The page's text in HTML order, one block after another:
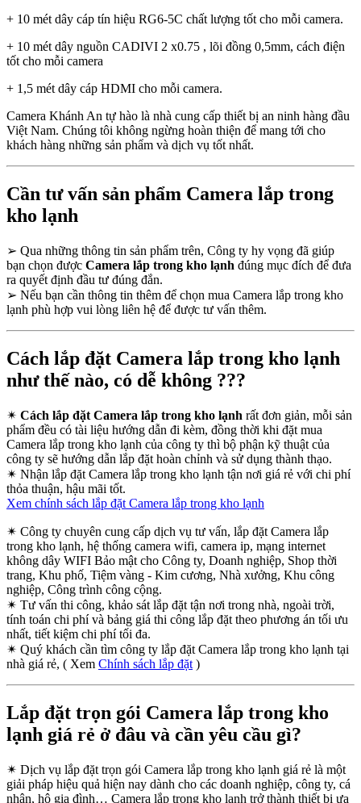
+ 10 mét dây cáp tín hiệu RG6-5C chất lượng tốt cho mỗi camera.
+ 10 mét dây nguồn CADIVI 2 x0.75 , lõi đồng 0,5mm, cách điện
tốt cho mỗi camera
+ 1,5 mét dây cáp HDMI cho mỗi camera.
Camera Khánh An tự hào là nhà cung cấp thiết bị an ninh hàng đầu
Việt Nam. Chúng tôi không ngừng hoàn thiện để mang tới cho
khách hàng những sản phẩm và dịch vụ tốt nhất.
Cần tư vấn sản phẩm Camera lắp trong
kho lạnh
➢ Qua những thông tin sản phẩm trên, Công ty hy vọng đã giúp
bạn chọn được Camera lắp trong kho lạnh đúng mục đích để đưa
ra quyết định đầu tư đúng đắn.
➢ Nếu bạn cần thông tin thêm để chọn mua Camera lắp trong kho
lạnh phù hợp vui lòng liên hệ để được tư vấn thêm.
Cách lắp đặt Camera lắp trong kho lạnh
như thế nào, có dễ không ???
✴ Cách lắp đặt Camera lắp trong kho lạnh rất đơn giản, mỗi sản
phẩm đều có tài liệu hướng dẫn đi kèm, đồng thời khi đặt mua
Camera lắp trong kho lạnh của công ty thì bộ phận kỹ thuật của
công ty sẽ hướng dẫn lắp đặt hoàn chỉnh và sử dụng thành thạo.
✴ Nhận lắp đặt Camera lắp trong kho lạnh tận nơi giá rẻ với chi phí
thỏa thuận, hậu mãi tốt.
Xem chính sách lắp đặt Camera lắp trong kho lạnh
✴ Công ty chuyên cung cấp dịch vụ tư vấn, lắp đặt Camera lắp
trong kho lạnh, hệ thống camera wifi, camera ip, mạng internet
không dây WIFI Bảo mật cho Công ty, Doanh nghiệp, Shop thời
trang, Khu phố, Tiệm vàng - Kim cương, Nhà xưởng, Khu công
nghiệp, Công trình công cộng.
✴ Tư vấn thi công, khảo sát lắp đặt tận nơi trong nhà, ngoài trời,
tính toán chi phí và bảng giá thi công lắp đặt theo phương án tối ưu
nhất, tiết kiệm chi phí tối đa.
✴ Quý khách cần tìm công ty lắp đặt Camera lắp trong kho lạnh tại
nhà giá rẻ, ( Xem Chính sách lắp đặt )
Lắp đặt trọn gói Camera lắp trong kho
lạnh giá rẻ ở đâu và cần yêu cầu gì?
✴ Dịch vụ lắp đặt trọn gói Camera lắp trong kho lạnh giá rẻ là một
giải pháp hiệu quả hiện nay dành cho các doanh nghiệp, công ty, cá
nhân, hộ gia đình… Camera lắp trong kho lạnh trở thành thiết bị ưa